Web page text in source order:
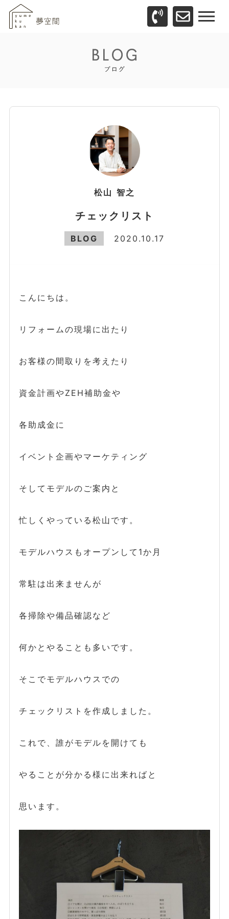
松山 智之
チェックリスト
BLOG 2020.10.17
こんにちは。
リフォームの現場に出たり
お客様の間取りを考えたり
資金計画やZEH補助金や
各助成金に
イベント企画やマーケティング
そしてモデルのご案内と
忙しくやっている松山です。
モデルハウスもオープンして1か月
常駐は出来ませんが
各掃除や備品確認など
何かとやることも多いです。
そこでモデルハウスでの
チェックリストを作成しました。
これで、誰がモデルを開けても
やることが分かる様に出来ればと
思います。